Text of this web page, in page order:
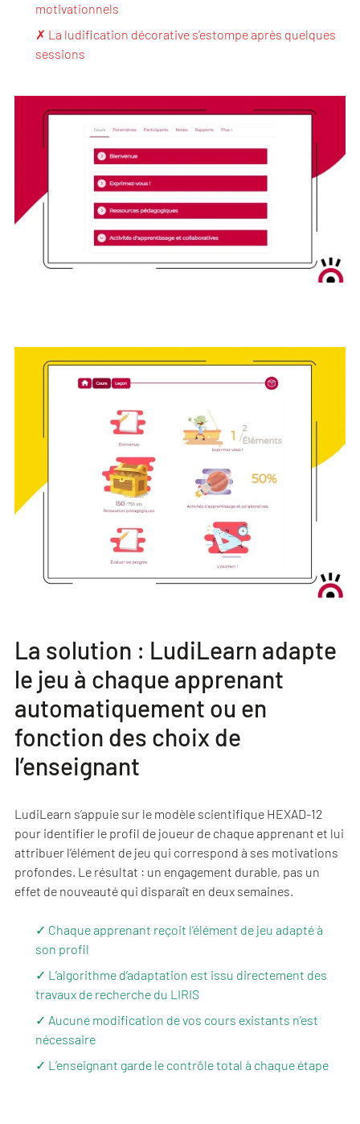
motivationnels
✗ La ludification décorative s’estompe après quelques
sessions
La solution : LudiLearn adapte
le jeu à chaque apprenant
automatiquement ou en
fonction des choix de
l’enseignant
LudiLearn s’appuie sur le modèle scientifique HEXAD-12
pour identifier le profil de joueur de chaque apprenant et lui
attribuer l’élément de jeu qui correspond à ses motivations
profondes. Le résultat : un engagement durable, pas un
effet de nouveauté qui disparaît en deux semaines.
✓ Chaque apprenant reçoit l’élément de jeu adapté à
son profil
✓ L’algorithme d’adaptation est issu directement des
travaux de recherche du LIRIS
✓ Aucune modification de vos cours existants n’est
nécessaire
✓ L’enseignant garde le contrôle total à chaque étape